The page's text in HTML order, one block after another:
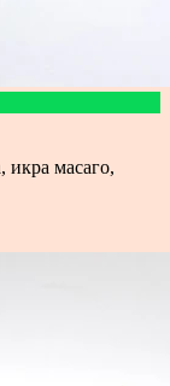
икра масаго,